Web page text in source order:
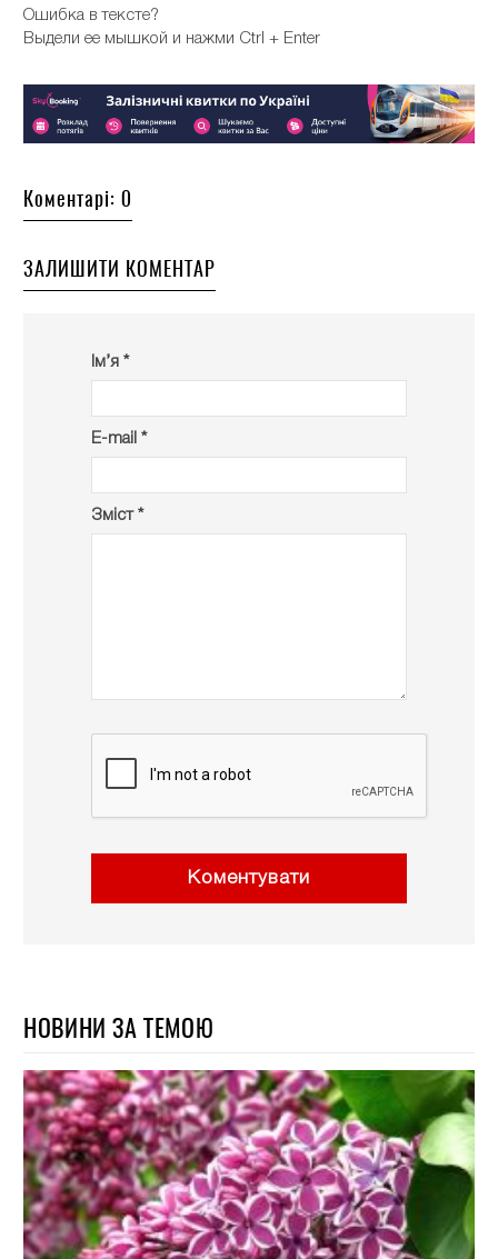
Ошибка в тексте?
Выдели ее мышкой и нажми Ctrl + Enter
Коментарі: 0
ЗАЛИШИТИ КОМЕНТАР
Ім’я *
E-mail *
Зміст *
Коментувати
НОВИНИ ЗА ТЕМОЮ